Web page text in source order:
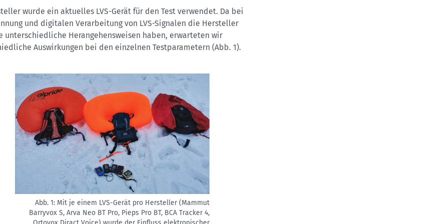
wurde ein aktuelles LVS-Gerät für den Test verwendet. Da bei
und digitalen Verarbeitung von LVS-Signalen die Hersteller
unterschiedliche Herangehensweisen haben, erwarteten wir
Auswirkungen bei den einzelnen Testparametern (Abb. 1).
Abb. 1: Mit je einem LVS-Gerät pro Hersteller (Mammut
Barryvox S, Arva Neo BT Pro, Pieps Pro BT, BCA Tracker 4,